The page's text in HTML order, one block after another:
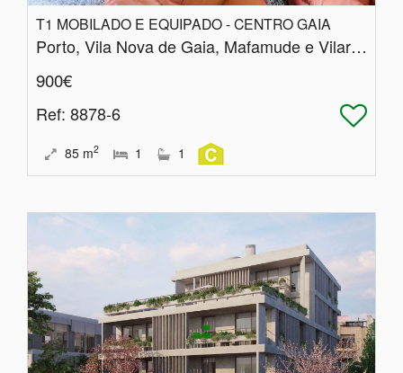
T1 MOBILADO E EQUIPADO - CENTRO GAIA
Porto, Vila Nova de Gaia, Mafamude e Vilar do Paraíso
900€
Ref: 8878-6
85 m2 1 1